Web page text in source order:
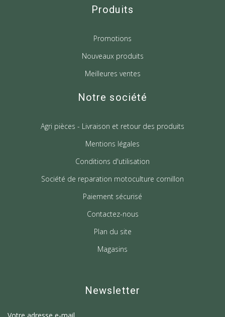
Produits
Promotions
Nouveaux produits
Meilleures ventes
Notre société
Agri pièces - Livraison et retour des produits
Mentions légales
Conditions d'utilisation
Société de reparation motoculture cornillon
Paiement sécurisé
Contactez-nous
Plan du site
Magasins
Newsletter
Votre adresse e-mail